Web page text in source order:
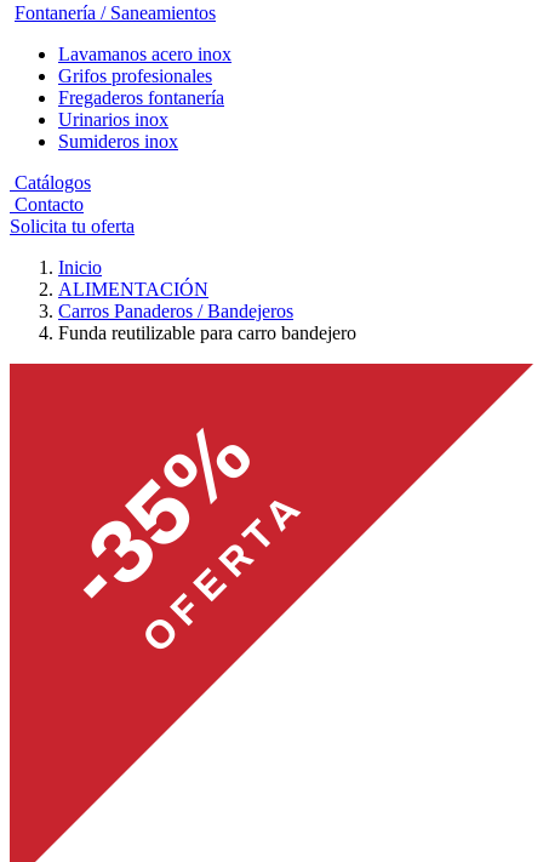
Fontanería / Saneamientos
Lavamanos acero inox
Grifos profesionales
Fregaderos fontanería
Urinarios inox
Sumideros inox
Catálogos
Contacto
Solicita tu oferta
Inicio
ALIMENTACIÓN
Carros Panaderos / Bandejeros
Funda reutilizable para carro bandejero
-35%
OFERTA